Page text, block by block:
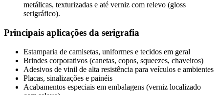
metálicas, texturizadas e até verniz com relevo (gloss
serigráfico).
Principais aplicações da serigrafia
Estamparia de camisetas, uniformes e tecidos em geral
Brindes corporativos (canetas, copos, squeezes, chaveiros)
Adesivos de vinil de alta resistência para veículos e ambientes
Placas, sinalizações e painéis
Acabamentos especiais em embalagens (verniz localizado